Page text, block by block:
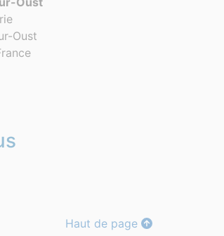
Oust
Haut de page